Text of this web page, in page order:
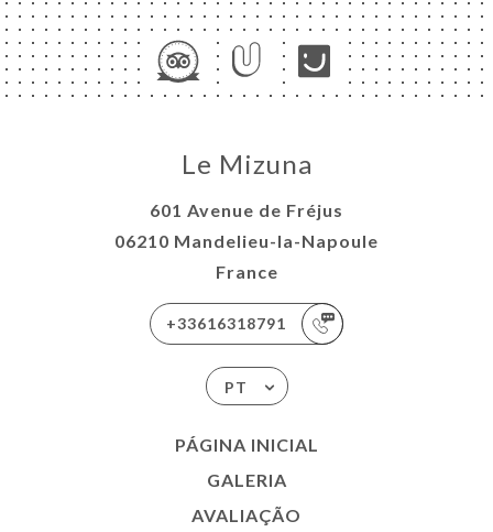
Le Mizuna
601 Avenue de Fréjus
06210 Mandelieu-la-Napoule
France
+33616318791
PT
PÁGINA INICIAL
GALERIA
AVALIAÇÃO